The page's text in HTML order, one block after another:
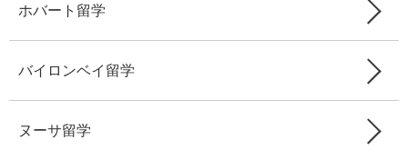
ホバート留学
バイロンベイ留学
ヌーサ留学